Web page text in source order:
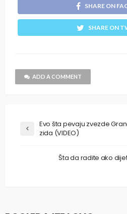
SHARE ON
SHARE ON
ADD A COMMENT
Evo šta pevaju zvezde
zida (VIDEO)
Šta da radite ako